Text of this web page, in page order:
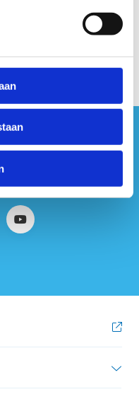
media